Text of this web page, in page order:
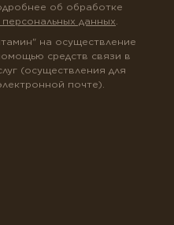
об обработке
данных.
на осуществление
средств связи в
(осуществления для
почте).